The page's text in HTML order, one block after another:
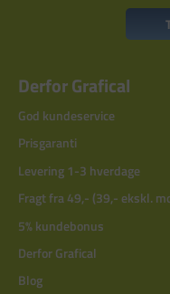
Derfor Grafical
God kundeservice
Prisgaranti
Levering 1-3 hverdage
Fragt fra 49,- (39,- ekskl.
5% kundebonus
Derfor Grafical
Blog